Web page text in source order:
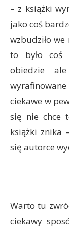
– z książki
jako coś
wzbudziło
to było coś
obiedzie
ciekawe w
się nie chce
książki znika
się autorce
Warto tu
ciekawy